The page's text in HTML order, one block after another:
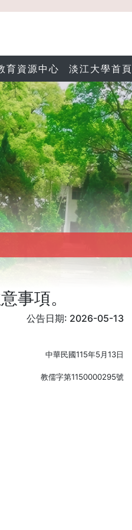
育資源中心 淡江大學首頁
事項。
公告日期: 2026-05-13
中華民國115年5月13 日
教儒字第1150000295號